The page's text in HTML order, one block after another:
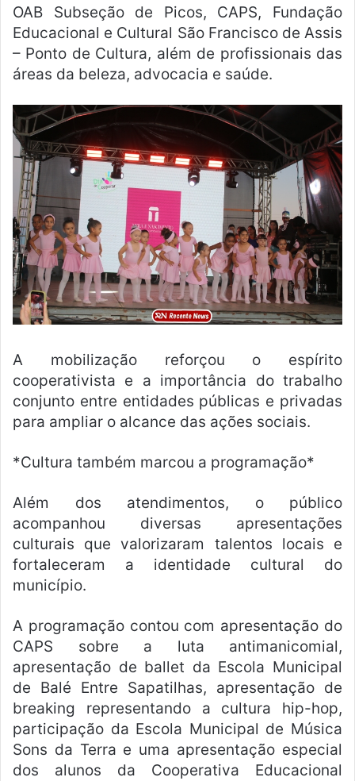
OAB Subseção de Picos, CAPS, Fundação
Educacional e Cultural São Francisco de Assis
– Ponto de Cultura, além de profissionais das
áreas da beleza, advocacia e saúde.
A mobilização reforçou o espírito
cooperativista e a importância do trabalho
conjunto entre entidades públicas e privadas
para ampliar o alcance das ações sociais.
*Cultura também marcou a programação*
Além dos atendimentos, o público
acompanhou diversas apresentações
culturais que valorizaram talentos locais e
fortaleceram a identidade cultural do
município.
A programação contou com apresentação do
CAPS sobre a luta antimanicomial,
apresentação de ballet da Escola Municipal
de Balé Entre Sapatilhas, apresentação de
breaking representando a cultura hip-hop,
participação da Escola Municipal de Música
Sons da Terra e uma apresentação especial
dos alunos da Cooperativa Educacional